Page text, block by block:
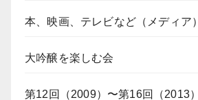
本、映画、テレビなど（メディア）
大吟醸を楽しむ会
第12回（2009）〜第16回（2013）